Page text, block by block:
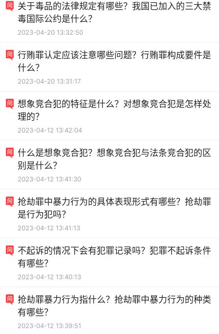
关于毒品的法律规定有哪些？我国已加入的三大禁
毒国际公约是什么？
2023-04-20 13:32:50
行贿罪认定应该注意哪些问题？行贿罪构成要件是
什么？
2023-04-20 13:31:17
想象竞合犯的特征是什么？对想象竞合犯是怎样处
理的？
2023-04-12 13:42:04
什么是想象竞合犯？想象竞合犯与法条竞合犯的区
别是什么？
2023-04-12 13:41:30
抢劫罪中暴力行为的具体表现形式有哪些？抢劫罪
是行为犯吗？
2023-04-12 13:41:13
不起诉的情况下会有犯罪记录吗？犯罪不起诉条件
有哪些？
2023-04-12 13:40:13
抢劫罪暴力行为指什么？抢劫罪中暴力行为的种类
有哪些？
2023-04-12 13:39:51